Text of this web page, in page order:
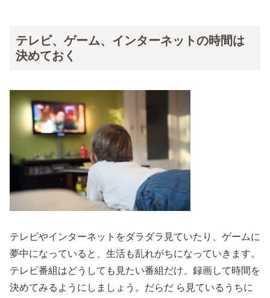
テレビ、ゲーム、インターネットの時間は
決めておく
テレビやインターネットをダラダラ見ていたり、ゲームに
夢中になっていると、生活も乱れがちになっていきます。
テレビ番組はどうしても見たい番組だけ、録画して時間を
決めてみるようにしましょう。だらだ ら見ているうちに